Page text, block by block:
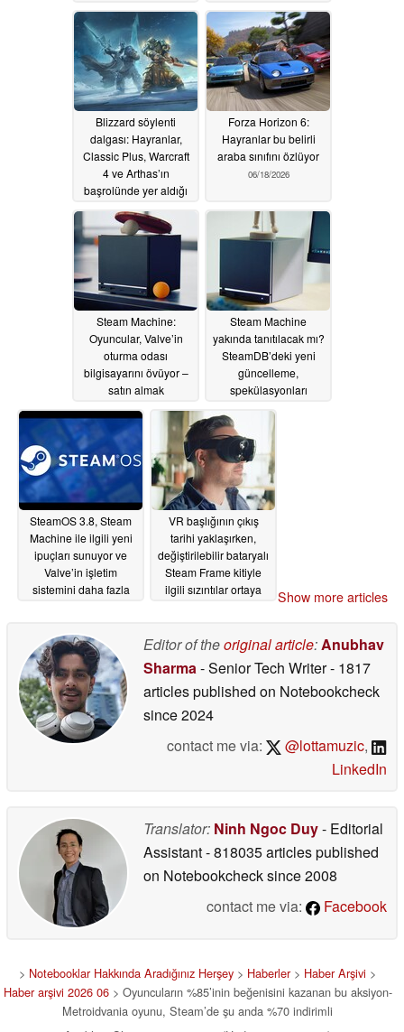
Blizzard söylenti
dalgası: Hayranlar,
Classic Plus, Warcraft
4 ve Arthas’ın
başrolünde yer aldığı
bir ARPG’yi bekliyor
06/18/2026
Forza Horizon 6:
Hayranlar bu belirli
araba sınıfını özlüyor
06/18/2026
Steam Machine:
Oyuncular, Valve’in
oturma odası
bilgisayarını övüyor –
satın almak
istememelerine
rağmen06/18/2026
Steam Machine
yakında tanıtılacak mı?
SteamDB’deki yeni
güncelleme,
spekülasyonları
yeniden alevlendirdi
06/18/2026
SteamOS 3.8, Steam
Machine ile ilgili yeni
ipuçları sunuyor ve
Valve’in işletim
sistemini daha fazla
VR başlığının çıkış
tarihi yaklaşırken,
değiştirilebilir bataryalı
Steam Frame kitiyle
ilgili sızıntılar ortaya
Show more articles
Editor of theoriginal article:Anubhav
Sharma- Senior Tech Writer- 1817
articles published on Notebookcheck
since 2024
contact me via:
@lottamuzic,
LinkedIn
Translator: Ninh Ngoc Duy- Editorial
Assistant- 818035 articles published
on Notebookchecksince 2008
contact me via:
Facebook
> Notebooklar Hakkında Aradığınız Herşey > Haberler> Haber Arşivi >
Haber arşivi 2026 06> Oyuncuların %85’inin beğenisini kazanan bu aksiyon-
Metroidvania oyunu, Steam’de şu anda %70 indirimli